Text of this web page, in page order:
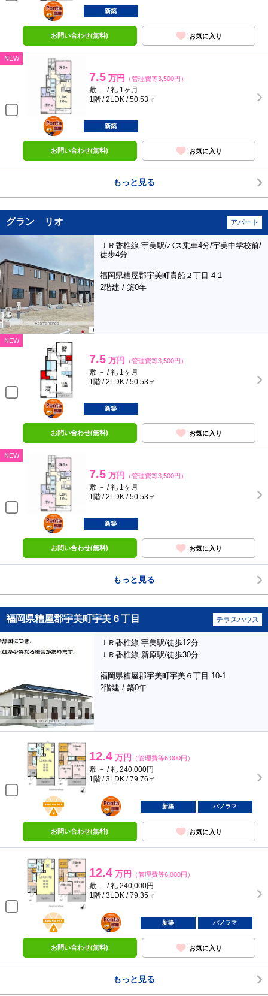
ポンタ
部屋
新築
お問い合わせ(無料) お気に入り
NEW
7.5 万円 （管理費等3,500円）
敷 － / 礼 1ヶ月
1階 / 2LDK / 50.53㎡
ポンタ
部屋
新築
お問い合わせ(無料) お気に入り
もっと見る
グラン リオ アパート
ＪＲ香椎線 宇美駅/バス乗車4分/宇美中学校前/
徒歩4分
福岡県糟屋郡宇美町貴船２丁目 4-1
2階建 / 築0年
NEW
7.5 万円 （管理費等3,500円）
敷 － / 礼 1ヶ月
1階 / 2LDK / 50.53㎡
ポンタ
部屋
新築
お問い合わせ(無料) お気に入り
NEW
7.5 万円 （管理費等3,500円）
敷 － / 礼 1ヶ月
1階 / 2LDK / 50.53㎡
ポンタ
部屋
新築
お問い合わせ(無料) お気に入り
もっと見る
福岡県糟屋郡宇美町宇美６丁目 テラスハウス
ＪＲ香椎線 宇美駅/徒歩12分
ＪＲ香椎線 新原駅/徒歩30分
福岡県糟屋郡宇美町宇美６丁目 10-1
2階建 / 築0年
12.4 万円 （管理費等6,000円）
敷 － / 礼 240,000円
1階 / 3LDK / 79.76㎡
BunChinPAY
ポンタ
部屋
新築 パノラマ
お問い合わせ(無料) お気に入り
12.4 万円 （管理費等6,000円）
敷 － / 礼 240,000円
1階 / 3LDK / 79.35㎡
BunChinPAY
ポンタ
部屋
新築 パノラマ
お問い合わせ(無料) お気に入り
もっと見る